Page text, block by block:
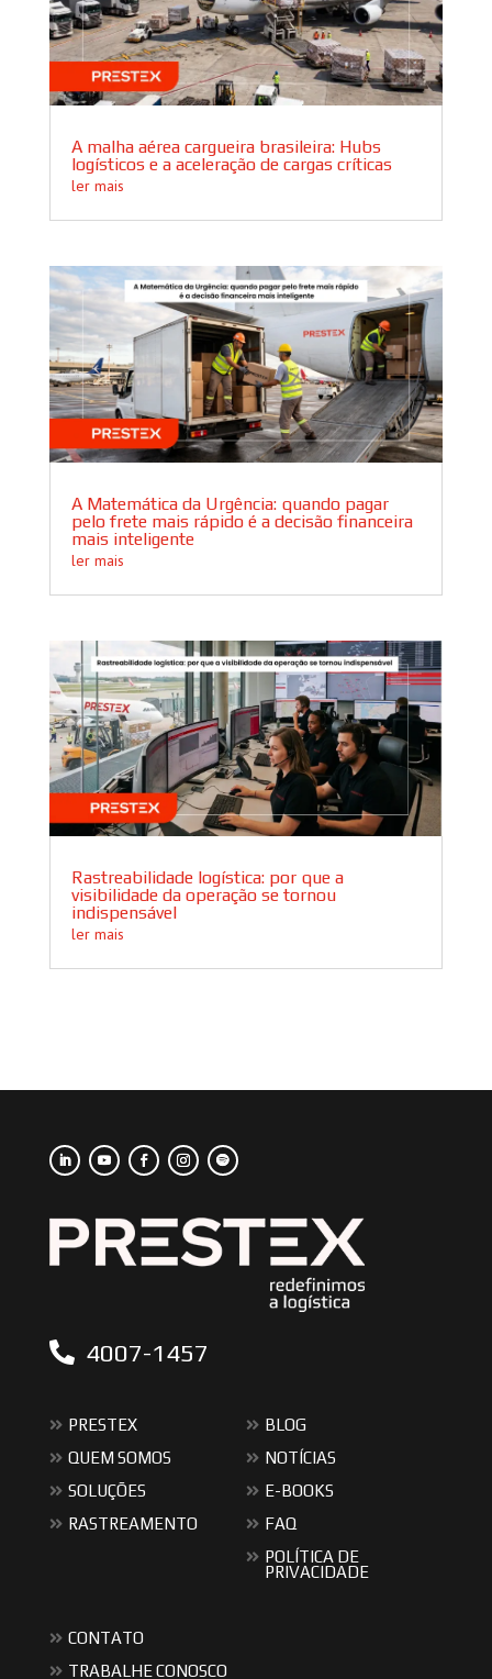
A malha aérea cargueira brasileira: Hubs
logísticos e a aceleração de cargas críticas
ler mais
A Matemática da Urgência: quando pagar
pelo frete mais rápido é a decisão financeira
mais inteligente
ler mais
Rastreabilidade logística: por que a
visibilidade da operação se tornou
indispensável
ler mais
4007-1457
PRESTEX
QUEM SOMOS
SOLUÇÕES
RASTREAMENTO
BLOG
NOTÍCIAS
E-BOOKS
FAQ
POLÍTICA DE
PRIVACIDADE
CONTATO
TRABALHE CONOSCO